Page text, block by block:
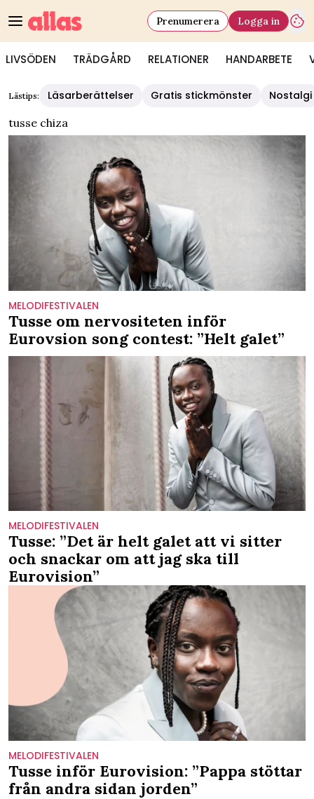
LIVSÖDEN TRÄDGÅRD RELATIONER HANDARBETE
Prenumerera Logga in
Lästips: Läsarberättelser Gratis stickmönster
Nostalgi
tusse chiza
MELODIFESTIVALEN
Tusse om nervositeten inför
Eurovsion song contest: ”Helt galet”
MELODIFESTIVALEN
Tusse: ”Det är helt galet att vi sitter
och snackar om att jag ska till
Eurovision”
MELODIFESTIVALEN
Tusse inför Eurovision: ”Pappa stöttar
från andra sidan jorden”